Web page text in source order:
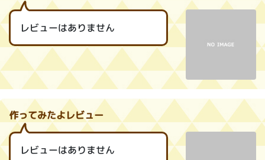
レビューはありません
作ってみたよレビュー
レビューはありません